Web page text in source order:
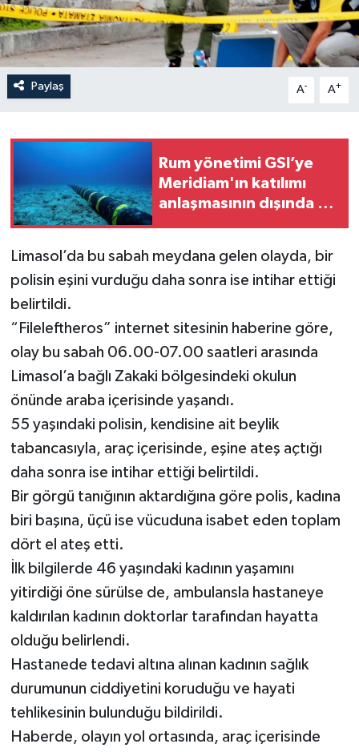
Paylaş A- A+
Rum yönetimi GSI’ye
Meridiam'ın katılımı
anlaşmasının dışında ve
Limasol’da bu sabah meydana gelen olayda, bir
polisin eşini vurduğu daha sonra ise intihar ettiği
belirtildi.
“Fileleftheros” internet sitesinin haberine göre,
olay bu sabah 06.00-07.00 saatleri arasında
Limasol’a bağlı Zakaki bölgesindeki okulun
önünde araba içerisinde yaşandı.
55 yaşındaki polisin, kendisine ait beylik
tabancasıyla, araç içerisinde, eşine ateş açtığı
daha sonra ise intihar ettiği belirtildi.
Bir görgü tanığının aktardığına göre polis, kadına
biri başına, üçü ise vücuduna isabet eden toplam
dört el ateş etti.
İlk bilgilerde 46 yaşındaki kadının yaşamını
yitirdiği öne sürülse de, ambulansla hastaneye
kaldırılan kadının doktorlar tarafından hayatta
olduğu belirlendi.
Hastanede tedavi altına alınan kadının sağlık
durumunun ciddiyetini koruduğu ve hayati
tehlikesinin bulunduğu bildirildi.
Haberde, olayın yol ortasında, araç içerisinde